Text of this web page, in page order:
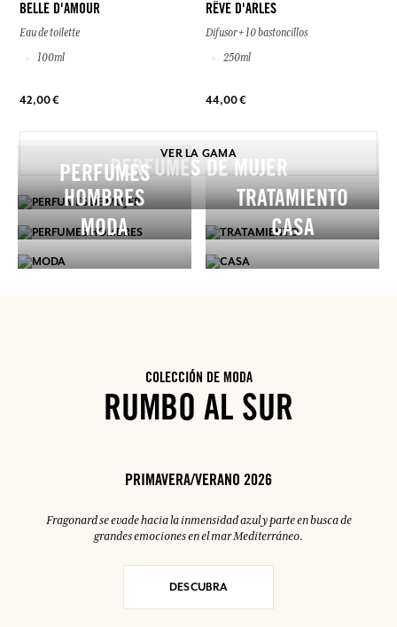
BELLE D'AMOUR
Eau de toilette
100ml
42,00 €
RÊVE D'ARLES
Difusor + 10 bastoncillos
250ml
44,00 €
VER LA GAMA
PERFUMES DE MUJER
PERFUMES
HOMBRES
TRATAMIENTO
MODA
CASA
COLECCIÓN DE MODA
RUMBO AL SUR
PRIMAVERA/VERANO 2026
Fragonard se evade hacia la inmensidad azul y parte en busca de
grandes emociones en el mar Mediterráneo.
DESCUBRA